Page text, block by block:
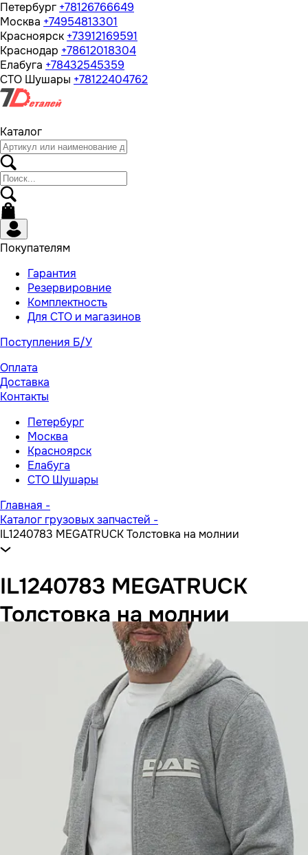
Петербург +78126766649
Москва +74954813301
Красноярск +73912169591
Краснодар +78612018304
Елабуга +78432545359
СТО Шушары +78122404762
Каталог
Покупателям
Гарантия
Резервировние
Комплектность
Для СТО и магазинов
Поступления Б/У
Оплата
Доставка
Контакты
Петербург
Москва
Красноярск
Елабуга
СТО Шушары
Главная -
Каталог грузовых запчастей -
IL1240783 MEGATRUCK Толстовка на молнии
IL1240783 MEGATRUCK
Толстовка на молнии